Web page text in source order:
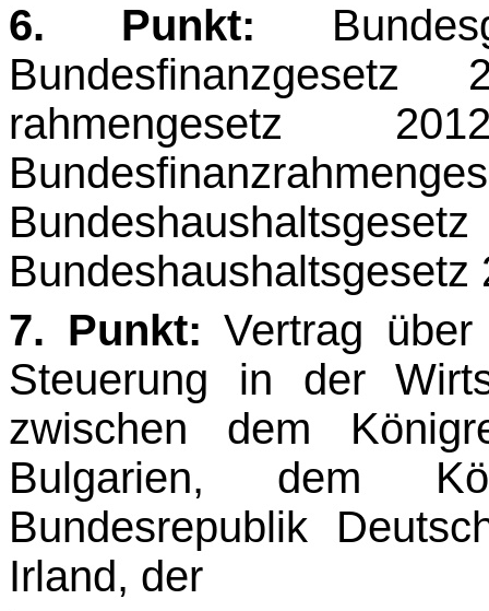
6. Punkt:
rahmengesetz
7. Punkt: Vertrag
Steuerung in der
zwischen dem
Bulgarien, dem
Bundesrepublik
Irland, der